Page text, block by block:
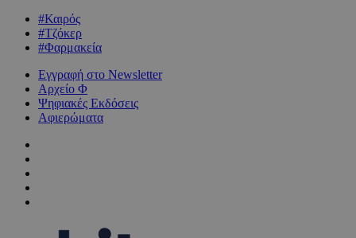
#Καιρός
#Τζόκερ
#Φαρμακεία
Εγγραφή στο Newsletter
Αρχείο Φ
Ψηφιακές Εκδόσεις
Αφιερώματα